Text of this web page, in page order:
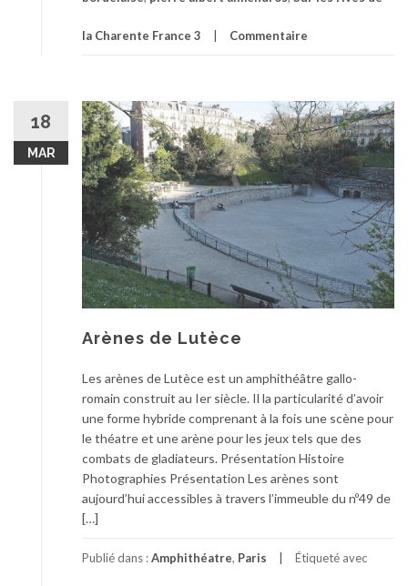
la Charente France 3 Commentaire
18
MAR
Arènes de Lutèce
Les arènes de Lutèce est un amphithéâtre gallo-
romain construit au Ier siècle. Il la particularité d’avoir
une forme hybride comprenant à la fois une scène pour
le théatre et une arène pour les jeux tels que des
combats de gladiateurs. Présentation Histoire
Photographies Présentation Les arènes sont
aujourd’hui accessibles à travers l’immeuble du nº49 de
[…]
Publié dans :Amphithéatre, Paris Étiqueté avec